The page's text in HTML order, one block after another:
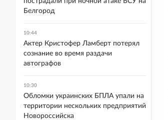
Белгород
10:44
Актер Кристофер Ламберт потерял
сознание во время раздачи
автографов
10:30
Обломки украинских БПЛА упали на
территории нескольких предприятий
Новороссийска